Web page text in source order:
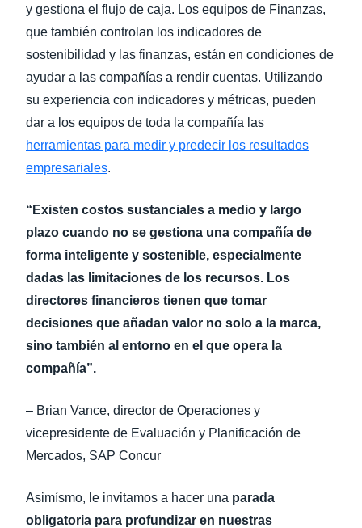
y gestiona el flujo de caja. Los equipos de Finanzas,
que también controlan los indicadores de
sostenibilidad y las finanzas, están en condiciones de
ayudar a las compañías a rendir cuentas. Utilizando
su experiencia con indicadores y métricas, pueden
dar a los equipos de toda la compañía las
herramientas para medir y predecir los resultados
empresariales.
“Existen costos sustanciales a medio y largo
plazo cuando no se gestiona una compañía de
forma inteligente y sostenible, especialmente
dadas las limitaciones de los recursos. Los
directores financieros tienen que tomar
decisiones que añadan valor no solo a la marca,
sino también al entorno en el que opera la
compañía”.
‒ Brian Vance, director de Operaciones y
vicepresidente de Evaluación y Planificación de
Mercados, SAP Concur
Asimísmo, le invitamos a hacer una parada
obligatoria para profundizar en nuestras